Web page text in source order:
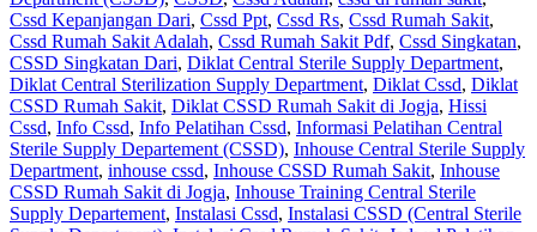
Cssd Kepanjangan Dari, Cssd Ppt, Cssd Rs, Cssd Rumah Sakit,
Cssd Rumah Sakit Adalah, Cssd Rumah Sakit Pdf, Cssd Singkatan,
CSSD Singkatan Dari, Diklat Central Sterile Supply Department,
Diklat Central Sterilization Supply Department, Diklat Cssd, Diklat
CSSD Rumah Sakit, Diklat CSSD Rumah Sakit di Jogja, Hissi
Cssd, Info Cssd, Info Pelatihan Cssd, Informasi Pelatihan Central
Sterile Supply Departement (CSSD), Inhouse Central Sterile Supply
Department, inhouse cssd, Inhouse CSSD Rumah Sakit, Inhouse
CSSD Rumah Sakit di Jogja, Inhouse Training Central Sterile
Supply Departement, Instalasi Cssd, Instalasi CSSD (Central Sterile